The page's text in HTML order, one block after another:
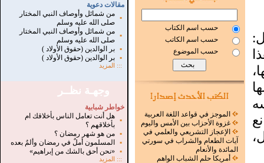
مقالات دعوية
▪
من شمائل وأوصاف النبي المختار
صلى الله عليه وسلم
▪
من شمائل وأوصاف النبي المختار
صلى الله عليه وسلم
▪
بر الوالدين (حقوق الأولاد )
▪
بر الوالدين (حقوق الأولاد )
::: المزيد
وجهـة نظــر
خواطر شبابية
▪
هل أنت تعامل الناس بأخلاقك ام
بأخلاقهم ؟
▪
من هو شهر رمضان ؟
▪
المسلمون أملٌ في رمضان وألمٌ بعده
▪
«نحن أحق بالشك من إبراهيم»
:::
المزيد
حسب اسم الكتاب
حسب اسم الكاتب
حسب الموضوع
الموجز في قواعد اللغة العربية
غزوة الأحزاب بين الأمس واليوم
الإعجاز التشريعي والعلمي في
آيات الطعام والشراب في سورتي
المائدة والأنعام
أمريكا حلم الشباب الواهم